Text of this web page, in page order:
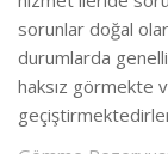
sorunlar doğal
durumlarda
haksız görmekte